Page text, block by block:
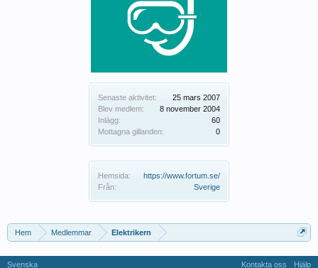
Senaste aktivitet:
25 mars 2007
Blev medlem:
8 november 2004
Inlägg:
60
Mottagna gillanden:
0
Hemsida:
https://www.fortum.se/
Från:
Sverige
Hem Medlemmar Elektrikern
Svenska Kontakta oss Hjälp